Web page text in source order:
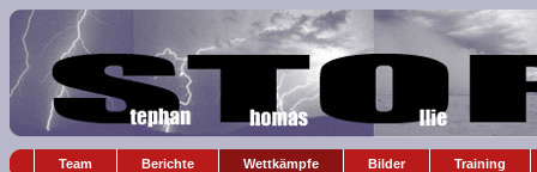
Team Berichte Wettkämpfe Bilder Training